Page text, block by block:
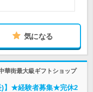
気になる
華街最大級ギフトショップ
)】★経験者募集★完休2